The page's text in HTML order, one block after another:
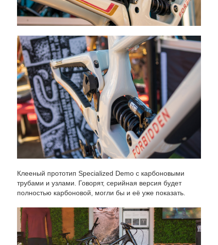
Клееный прототип Specialized Demo с карбоновыми
трубами и узлами. Говорят, серийная версия будет
полностью карбоновой, могли бы и её уже показать.